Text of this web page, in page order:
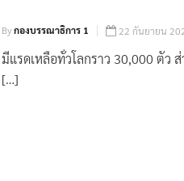
Byกองบรรณาธิการ 1 22 กันยายน
มีแรดเหลือทั่วโลกราว 30,000 ตัว
[…]